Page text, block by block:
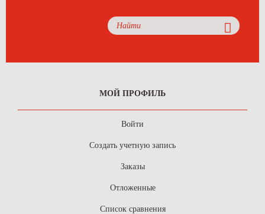
МОЙ ПРОФИЛЬ
Войти
Создать учетную запись
Заказы
Отложенные
Список сравнения